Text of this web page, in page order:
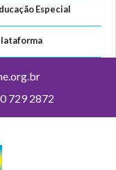
Especial
729 2872